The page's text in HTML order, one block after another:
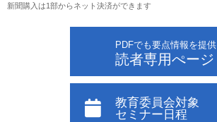
新聞購入は1部からネット決済ができます
PDFでも要点情報を提供
読者専用ぺージ
教育委員会対象
セミナー日程